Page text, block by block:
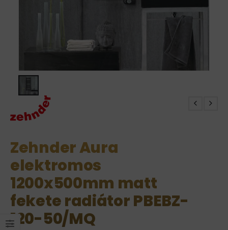
Zehnder Aura
elektromos
1200x500mm matt
fekete radiátor PBEBZ-
120-50/MQ